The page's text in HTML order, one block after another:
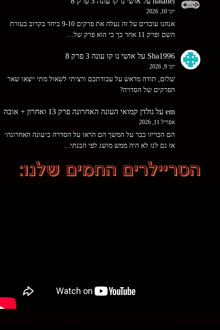
יוני 10, 2026
אנחנו עובדים על זה נעלה את פרקים 9-10 ביחד בקרוב בעזרת
השם ופרק 11 אחר כך כי הוא פרק של…
Sha1996 על אושי נו קו עונה 3 פרק 8
יוני 9, 2026
שלום, תודה מראש על עבודתכם ורציתי לשאול מתי ייצאו שאר
הפרקים של הסדרה?
em על גולדן קמואי העונה האחרונה פרק 13 ואחרון + אובה
אפריל 11, 2026
הם הכריזו כבר על המשך הם הראו על הסדרה כ״עונה האחרונה״
אז גם לנו לא היה ממש מושג לפי הבנתי…